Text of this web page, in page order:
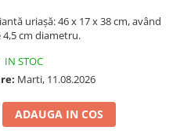
uriașă: 46 x 17 x 38 cm, având
4,5 cm diametru.
IN STOC
Marti, 11.08.2026
ADAUGA IN COS